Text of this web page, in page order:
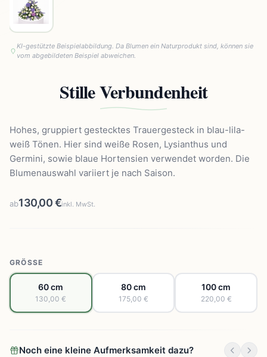
KI-gestützte Beispielabbildung. Da Blumen ein Naturprodukt sind, können sie
vom abgebildeten Beispiel abweichen.
Stille Verbundenheit
Hohes, gruppiert gestecktes Trauergesteck in blau-lila-
weiß Tönen. Hier sind weiße Rosen, Lysianthus und
Germini, sowie blaue Hortensien verwendet worden. Die
Blumenauswahl variiert je nach Saison.
ab130,00 €inkl. MwSt.
GRÖSSE
60 cm
130,00 €
80 cm
175,00 €
100 cm
220,00 €
Noch eine kleine Aufmerksamkeit dazu?